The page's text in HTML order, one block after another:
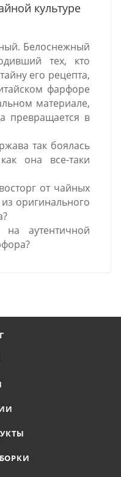
культуре
Белоснежный
тех, кто
его рецепта,
фарфоре
материале,
превращается в
так боялась
она все-таки
от чайных
оригинального
аутентичной